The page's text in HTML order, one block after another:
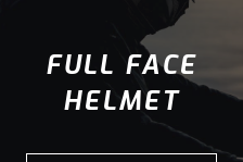
FULL FACE
HELMET